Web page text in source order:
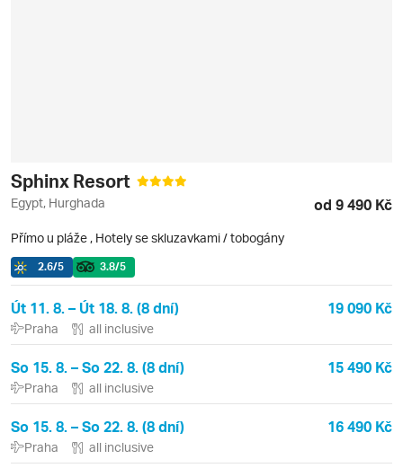
Sphinx Resort
Egypt, Hurghada od 9 490 Kč
Přímo u pláže , Hotely se skluzavkami / tobogány
2.6/5 3.8/5
Út 11. 8. – Út 18. 8. (8 dní) 19 090 Kč
Praha all inclusive
So 15. 8. – So 22. 8. (8 dní) 15 490 Kč
Praha all inclusive
So 15. 8. – So 22. 8. (8 dní) 16 490 Kč
Praha all inclusive